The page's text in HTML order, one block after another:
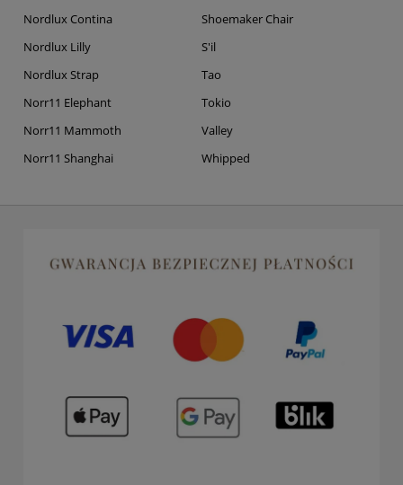
Nordlux Contina
Nordlux Lilly
Nordlux Strap
Norr11 Elephant
Norr11 Mammoth
Norr11 Shanghai
Shoemaker Chair
S'il
Tao
Tokio
Valley
Whipped